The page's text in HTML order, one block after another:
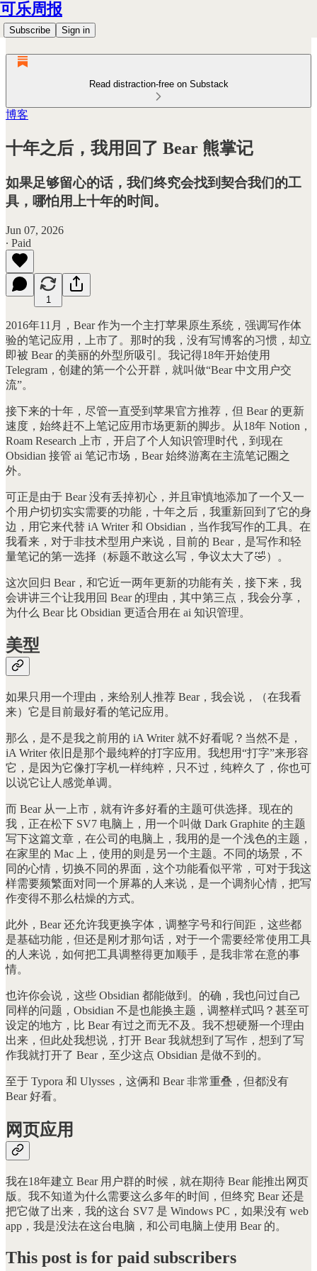
可乐周报
Subscribe Sign in
Read distraction-free on Substack
博客
十年之后，我用回了 Bear 熊掌记
如果足够留心的话，我们终究会找到契合我们的工
具，哪怕用上十年的时间。
Jun 07, 2026
∙ Paid
1
2016年11月，Bear 作为一个主打苹果原生系统，强调写作体
验的笔记应用，上市了。那时的我，没有写博客的习惯，却立
即被 Bear 的美丽的外型所吸引。我记得18年开始使用
Telegram，创建的第一个公开群，就叫做“Bear 中文用户交
流”。
接下来的十年，尽管一直受到苹果官方推荐，但 Bear 的更新
速度，始终赶不上笔记应用市场更新的脚步。从18年 Notion，
Roam Research 上市，开启了个人知识管理时代，到现在
Obsidian 接管 ai 笔记市场，Bear 始终游离在主流笔记圈之
外。
可正是由于 Bear 没有丢掉初心，并且审慎地添加了一个又一
个用户切切实实需要的功能，十年之后，我重新回到了它的身
边，用它来代替 iA Writer 和 Obsidian，当作我写作的工具。在
我看来，对于非技术型用户来说，目前的 Bear，是写作和轻
量笔记的第一选择（标题不敢这么写，争议太大了🤣）。
这次回归 Bear，和它近一两年更新的功能有关，接下来，我
会讲讲三个让我用回 Bear 的理由，其中第三点，我会分享，
为什么 Bear 比 Obsidian 更适合用在 ai 知识管理。
美型
如果只用一个理由，来给别人推荐 Bear，我会说，（在我看
来）它是目前最好看的笔记应用。
那么，是不是我之前用的 iA Writer 就不好看呢？当然不是，
iA Writer 依旧是那个最纯粹的打字应用。我想用“打字”来形容
它，是因为它像打字机一样纯粹，只不过，纯粹久了，你也可
以说它让人感觉单调。
而 Bear 从一上市，就有许多好看的主题可供选择。现在的
我，正在松下 SV7 电脑上，用一个叫做 Dark Graphite 的主题
写下这篇文章，在公司的电脑上，我用的是一个浅色的主题，
在家里的 Mac 上，使用的则是另一个主题。不同的场景，不
同的心情，切换不同的界面，这个功能看似平常，可对于我这
样需要频繁面对同一个屏幕的人来说，是一个调剂心情，把写
作变得不那么枯燥的方式。
此外，Bear 还允许我更换字体，调整字号和行间距，这些都
是基础功能，但还是刚才那句话，对于一个需要经常使用工具
的人来说，如何把工具调整得更加顺手，是我非常在意的事
情。
也许你会说，这些 Obsidian 都能做到。的确，我也问过自己
同样的问题，Obsidian 不是也能换主题，调整样式吗？甚至可
设定的地方，比 Bear 有过之而无不及。我不想硬掰一个理由
出来，但此处我想说，打开 Bear 我就想到了写作，想到了写
作我就打开了 Bear，至少这点 Obsidian 是做不到的。
至于 Typora 和 Ulysses，这俩和 Bear 非常重叠，但都没有
Bear 好看。
网页应用
我在18年建立 Bear 用户群的时候，就在期待 Bear 能推出网页
版。我不知道为什么需要这么多年的时间，但终究 Bear 还是
把它做了出来，我的这台 SV7 是 Windows PC，如果没有 web
app，我是没法在这台电脑，和公司电脑上使用 Bear 的。
This post is for paid subscribers